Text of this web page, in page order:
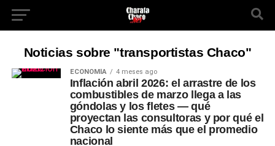
Noticias sobre "transportistas Chaco"
ECONOMÍA 4 meses ago
Inflación abril 2026: el arrastre de los
combustibles de marzo llega a las
góndolas y los fletes — qué
proyectan las consultoras y por qué el
Chaco lo siente más que el promedio
nacional